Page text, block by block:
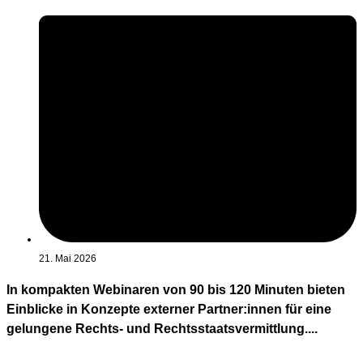
21. Mai 2026
In kompakten Webinaren von 90 bis 120 Minuten bieten
Einblicke in Konzepte externer Partner:innen für eine
gelungene Rechts- und Rechtsstaatsvermittlung....